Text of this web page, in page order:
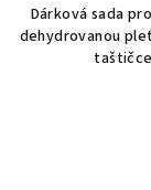
Dárková sada
dehydrovanou
taštičce